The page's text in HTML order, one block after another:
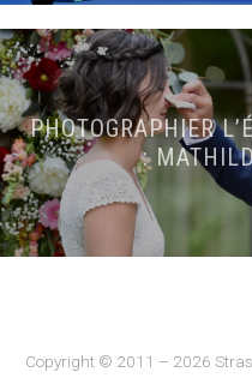
PHOTOGRAPHIER
:
Copyright © 2011 – 2026